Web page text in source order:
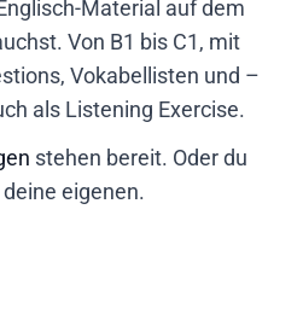
Material auf dem
Von B1 bis C1, mit
Vokabellisten und –
als Listening Exercise.
stehen bereit. Oder du
eigenen.